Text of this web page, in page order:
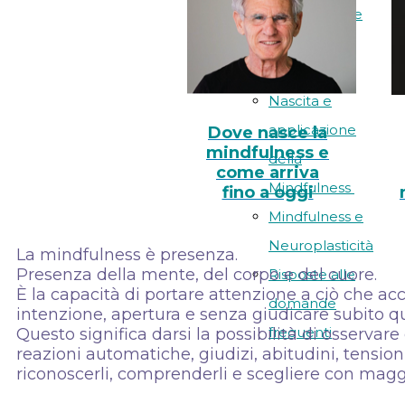
fibromialgia e
per il dolore
cronico
Nascita e
applicazione
della
Mindfulness
Mindfulness e
Neuroplasticità
Risposte alle
domande
frequenti
Dove nasce la
mindfulness e
come arriva
fino a oggi
La mindfulness è presenza.
Presenza della mente, del corpo e del cuore.
È la capacità di portare attenzione a ciò che
intenzione, apertura e senza giudicare subito
Questo significa darsi la possibilità di
reazioni automatiche, giudizi, abitudini,
riconoscerli, comprenderli e scegliere con